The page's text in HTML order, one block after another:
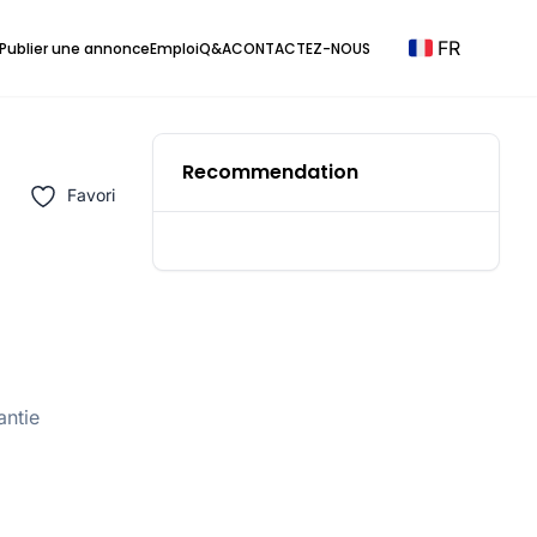
Publier une annonceEmploiQ&ACONTACTEZ-NOUS FR
Favori
Recommendation